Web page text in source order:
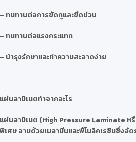
– ทนทานต่อการขัดถูและขีดข่วน
– ทนทานต่อแรงกระแทก
– บำรุงรักษาและทำความสะอาดง่าย
แผ่นลามิเนตทำจากอะไร
แผ่นลามิเนต (High Pressure Laminate ห
พิเศษ อาบด้วยเมลามีนและฟีโนลิคเรซินซึ่ง